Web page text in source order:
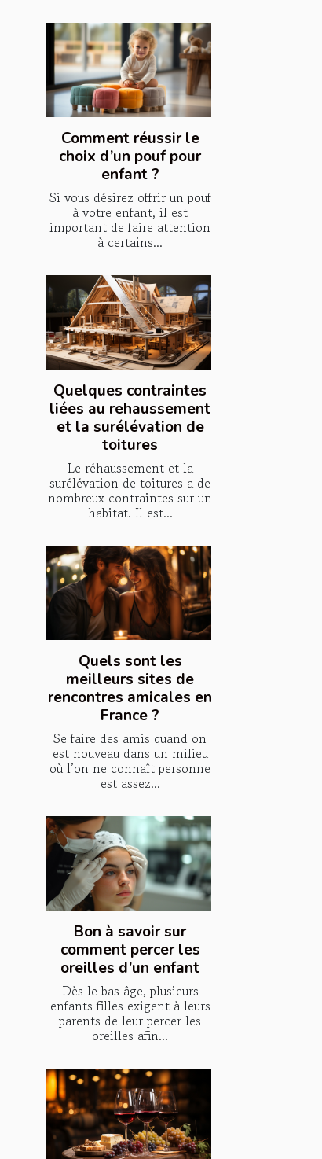
Comment réussir le
choix d’un pouf pour
enfant ?
Si vous désirez offrir un pouf
à votre enfant, il est
important de faire attention
à certains...
Quelques contraintes
liées au rehaussement
et la surélévation de
toitures
Le réhaussement et la
surélévation de toitures a de
nombreux contraintes sur un
habitat. Il est...
Quels sont les
meilleurs sites de
rencontres amicales en
France ?
Se faire des amis quand on
est nouveau dans un milieu
où l’on ne connaît personne
est assez...
Bon à savoir sur
comment percer les
oreilles d’un enfant
Dès le bas âge, plusieurs
enfants filles exigent à leurs
parents de leur percer les
oreilles afin...